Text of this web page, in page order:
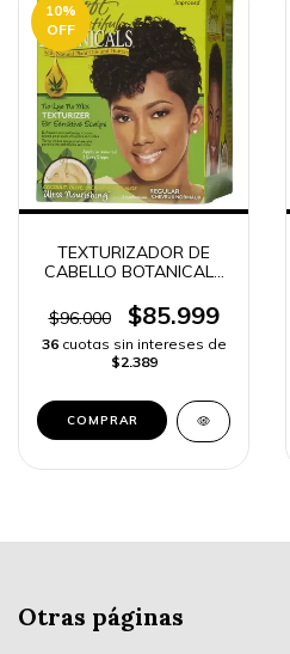
10%
OFF
TEXTURIZADOR DE
CABELLO BOTANICALS
$96.000
$85.999
36 cuotas sin intereses de
$2.389
Otras páginas